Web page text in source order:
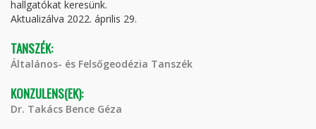
hallgatókat keresünk.
Aktualizálva 2022. április 29.
TANSZÉK:
Általános- és Felsőgeodézia Tanszék
KONZULENS(EK):
Dr. Takács Bence Géza